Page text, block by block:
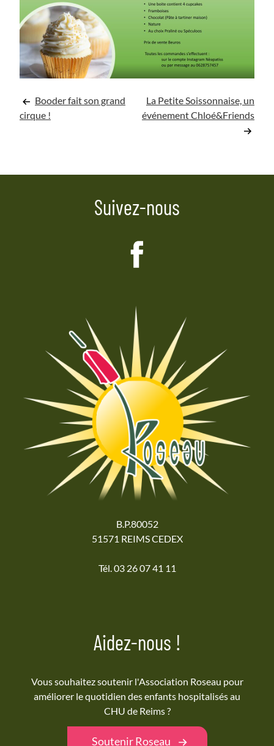
Navigation
Booder fait son grand
cirque !
La Petite Soissonnaise, un
événement Chloé&Friends
Suivez-nous
B.P.80052
51571 REIMS CEDEX
Tél. 03 26 07 41 11
Aidez-nous !
Vous souhaitez soutenir l'Association Roseau pour
améliorer le quotidien des enfants hospitalisés au
CHU de Reims ?
Soutenir Roseau